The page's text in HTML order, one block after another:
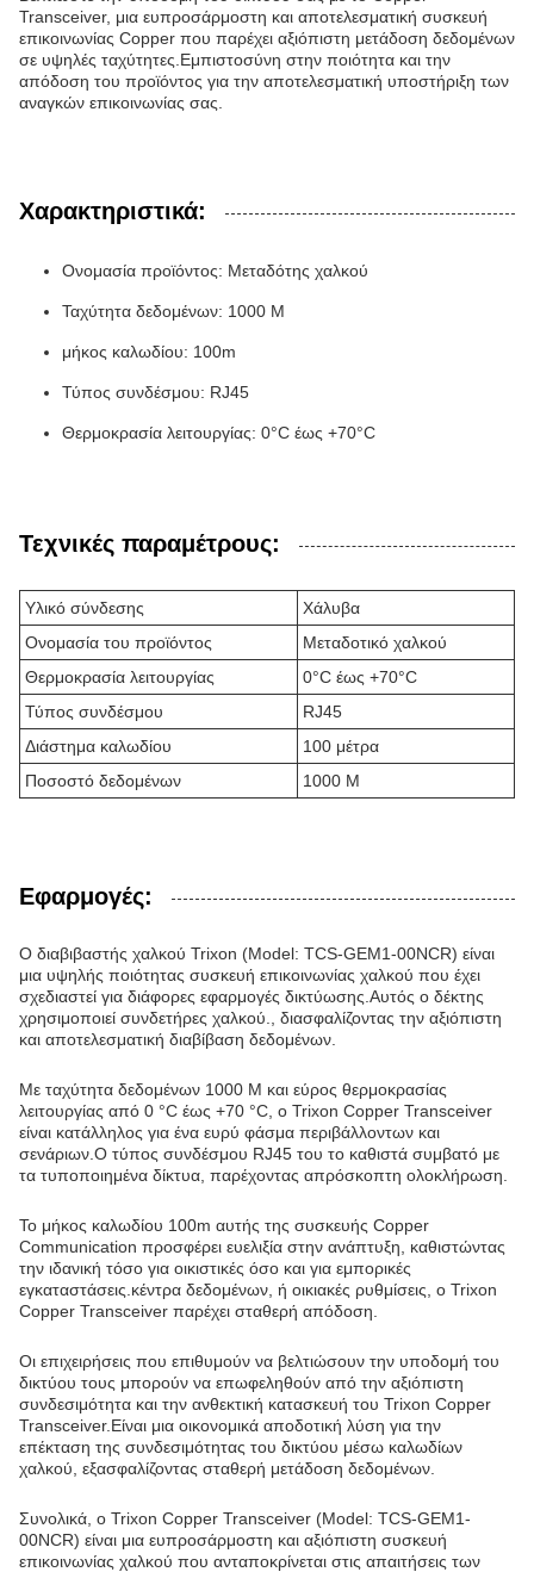
Transceiver, μια ευπροσάρμοστη και αποτελεσματική συσκευή
επικοινωνίας Copper που παρέχει αξιόπιστη μετάδοση δεδομένων
σε υψηλές ταχύτητες.Εμπιστοσύνη στην ποιότητα και την
απόδοση του προϊόντος για την αποτελεσματική υποστήριξη των
αναγκών επικοινωνίας σας.
Χαρακτηριστικά:
Ονομασία προϊόντος: Μεταδότης χαλκού
Ταχύτητα δεδομένων: 1000 M
μήκος καλωδίου: 100m
Τύπος συνδέσμου: RJ45
Θερμοκρασία λειτουργίας: 0°C έως +70°C
Τεχνικές παραμέτρους:
Υλικό σύνδεσης
Χάλυβα
Ονομασία του προϊόντος
Μεταδοτικό χαλκού
Θερμοκρασία λειτουργίας
0°C έως +70°C
Τύπος συνδέσμου
RJ45
Διάστημα καλωδίου
100 μέτρα
Ποσοστό δεδομένων
1000 M
Εφαρμογές:
Ο διαβιβαστής χαλκού Trixon (Model: TCS-GEM1-00NCR) είναι
μια υψηλής ποιότητας συσκευή επικοινωνίας χαλκού που έχει
σχεδιαστεί για διάφορες εφαρμογές δικτύωσης.Αυτός ο δέκτης
χρησιμοποιεί συνδετήρες χαλκού., διασφαλίζοντας την αξιόπιστη
και αποτελεσματική διαβίβαση δεδομένων.
Με ταχύτητα δεδομένων 1000 M και εύρος θερμοκρασίας
λειτουργίας από 0 °C έως +70 °C, ο Trixon Copper Transceiver
είναι κατάλληλος για ένα ευρύ φάσμα περιβάλλοντων και
σενάριων.Ο τύπος συνδέσμου RJ45 του το καθιστά συμβατό με
τα τυποποιημένα δίκτυα, παρέχοντας απρόσκοπτη ολοκλήρωση.
Το μήκος καλωδίου 100m αυτής της συσκευής Copper
Communication προσφέρει ευελιξία στην ανάπτυξη, καθιστώντας
την ιδανική τόσο για οικιστικές όσο και για εμπορικές
εγκαταστάσεις.κέντρα δεδομένων, ή οικιακές ρυθμίσεις, ο Trixon
Copper Transceiver παρέχει σταθερή απόδοση.
Οι επιχειρήσεις που επιθυμούν να βελτιώσουν την υποδομή του
δικτύου τους μπορούν να επωφεληθούν από την αξιόπιστη
συνδεσιμότητα και την ανθεκτική κατασκευή του Trixon Copper
Transceiver.Είναι μια οικονομικά αποδοτική λύση για την
επέκταση της συνδεσιμότητας του δικτύου μέσω καλωδίων
χαλκού, εξασφαλίζοντας σταθερή μετάδοση δεδομένων.
Συνολικά, ο Trixon Copper Transceiver (Model: TCS-GEM1-
00NCR) είναι μια ευπροσάρμοστη και αξιόπιστη συσκευή
επικοινωνίας χαλκού που ανταποκρίνεται στις απαιτήσεις των